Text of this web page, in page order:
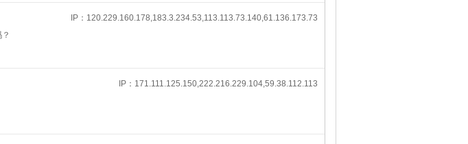
IP：120.229.160.178,183.3.234.53,113.113.73.140,61.136.173.73
IP：171.111.125.150,222.216.229.104,59.38.112.113